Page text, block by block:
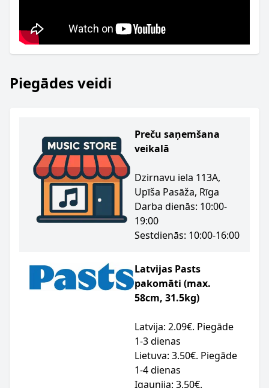
Piegādes veidi
Preču saņemšana
veikalā
Dzirnavu iela 113A,
Upīša Pasāža, Rīga
Darba dienās: 10:00-
19:00
Sestdienās: 10:00-16:00
Latvijas Pasts
pakomāti (max.
58cm, 31.5kg)
Latvija: 2.09€. Piegāde
1-3 dienas
Lietuva: 3.50€. Piegāde
1-4 dienas
Igaunija: 3.50€.